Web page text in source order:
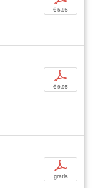
€ 5,95
p
€ 9,95
p
gratis